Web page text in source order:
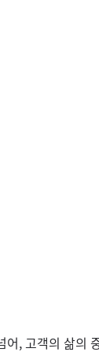
, 고객의 삶의